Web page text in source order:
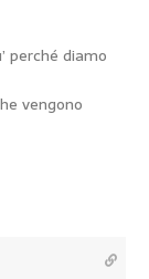
perché diamo
vengono